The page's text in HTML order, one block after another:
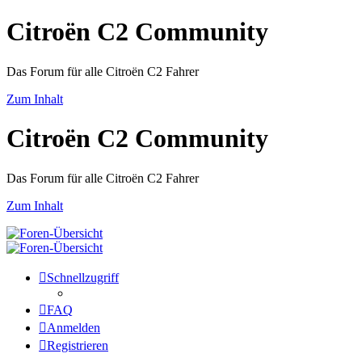
Citroën C2 Community
Das Forum für alle Citroën C2 Fahrer
Zum Inhalt
Citroën C2 Community
Das Forum für alle Citroën C2 Fahrer
Zum Inhalt
Schnellzugriff
FAQ
Anmelden
Registrieren